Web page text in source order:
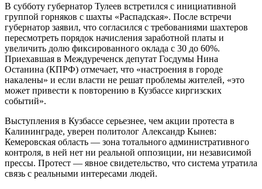
В субботу губернатор Тулеев встретился с инициативной
группой горняков с шахты «Распадская». После встречи
губернатор заявил, что согласился с требованиями шахтеров
пересмотреть порядок начисления заработной платы и
увеличить долю фиксированного оклада с 30 до 60%.
Приехавшая в Междуреченск депутат Госдумы Нина
Останина (КПРФ) отмечает, что «настроения в городе
накалены» и если власти не решат проблемы жителей, «это
может привести к повторению в Кузбассе киргизских
событий».
Выступления в Кузбассе серьезнее, чем акции протеста в
Калининграде, уверен политолог Александр Кынев:
Кемеровская область — зона тотального административного
контроля, в ней нет ни реальной оппозиции, ни независимой
прессы. Протест — явное свидетельство, что система утратила
связь с реальными интересами людей.